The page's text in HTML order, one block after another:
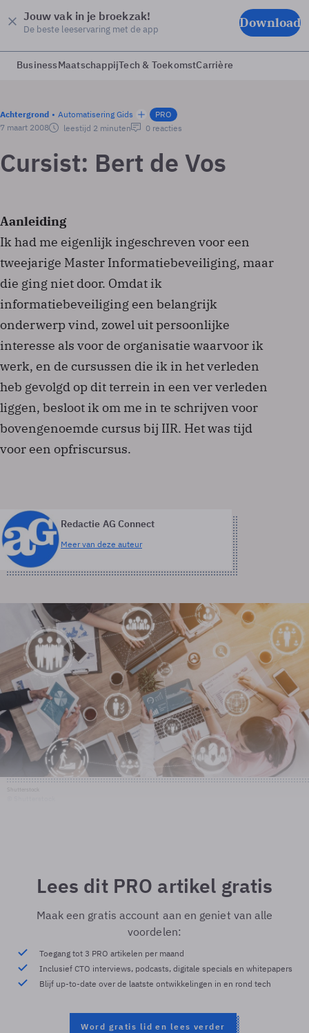
Jouw vak in je broekzak!
De beste leeservaring met de app Download
BusinessMaatschappijTech & ToekomstCarrière
Achtergrond Automatisering Gids
PRO
7 maart 2008
leestijd 2 minuten 0 reacties
Cursist: Bert de Vos
Aanleiding
Ik had me eigenlijk ingeschreven voor een
tweejarige Master Informatiebeveiliging, maar
die ging niet door. Omdat ik
informatiebeveiliging een belangrijk
onderwerp vind, zowel uit persoonlijke
interesse als voor de organisatie waarvoor ik
werk, en de cursussen die ik in het verleden
heb gevolgd op dit terrein in een ver verleden
liggen, besloot ik om me in te schrijven voor
bovengenoemde cursus bij IIR. Het was tijd
voor een opfriscursus.
Redactie AG Connect
Meer van deze auteur
Lees dit PRO artikel gratis
Maak een gratis account aan en geniet van alle
voordelen:
Toegang tot 3 PRO artikelen per maand
Inclusief CTO interviews, podcasts, digitale specials en whitepapers
Blijf up-to-date over de laatste ontwikkelingen in en rond tech
Word gratis lid en lees verder